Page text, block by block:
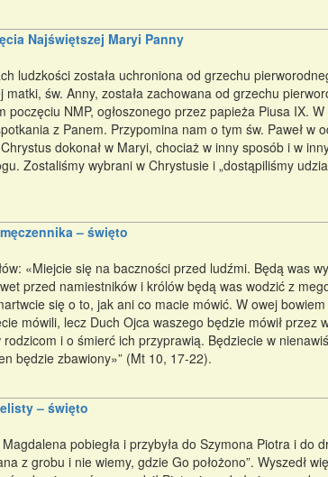
Najświętszej Maryi Panny
ludzkości została uchroniona od grzechu
matki, św. Anny, została zachowana od grzechu
NMP, ogłoszonego przez papieża Piusa IX.
z Panem. Przypomina nam o tym św. Paweł w
dokonał w Maryi, chociaż w inny sposób i w
Zostaliśmy wybrani w Chrystusie i „dostąpiliśmy
– święto
«Miejcie się na baczności przed ludźmi. Będą was
przed namiestników i królów będą was wodzić z
się o to, jak ani co macie mówić. W owej
mówili, lecz Duch Ojca waszego będzie mówił przez
i o śmierć ich przyprawią. Będziecie w
będzie zbawiony»” (Mt 10, 17-22).
– święto
pobiegła i przybyła do Szymona Piotra i do
z grobu i nie wiemy, gdzie Go położono”. Wyszedł